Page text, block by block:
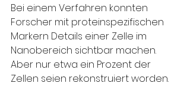
Bei einem Verfahren konnten
Forscher mit proteinspezifischen
Markern Details einer Zelle im
Nanobereich sichtbar machen.
Aber nur etwa ein Prozent der
Zellen seien rekonstruiert worden.